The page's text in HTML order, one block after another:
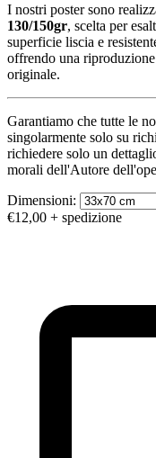
I nostri poster sono
130/150gr, scelta per
superficie liscia e
offrendo una
originale.
Garantiamo che tutte le
singolarmente solo su
richiedere solo un
morali dell'Autore
Dimensioni:
€12,00 + spedizione